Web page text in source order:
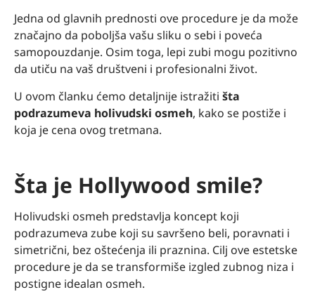
Jedna od glavnih prednosti ove procedure je da može
značajno da poboljša vašu sliku o sebi i poveća
samopouzdanje. Osim toga, lepi zubi mogu pozitivno
da utiču na vaš društveni i profesionalni život.
U ovom članku ćemo detaljnije istražiti šta
podrazumeva holivudski osmeh, kako se postiže i
koja je cena ovog tretmana.
Šta je Hollywood smile?
Holivudski osmeh predstavlja koncept koji
podrazumeva zube koji su savršeno beli, poravnati i
simetrični, bez oštećenja ili praznina. Cilj ove estetske
procedure je da se transformiše izgled zubnog niza i
postigne idealan osmeh.